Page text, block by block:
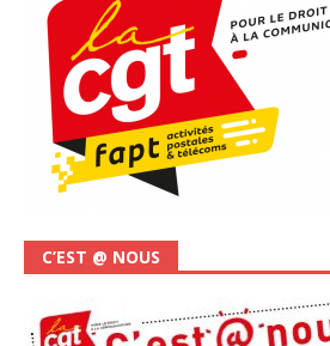
C’EST @ NOUS